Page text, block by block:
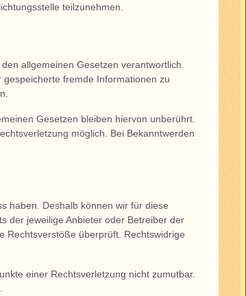
teilzunehmen.
allgemeinen Gesetzen verantwortlich.
fremde Informationen zu
Gesetzen bleiben hiervon unberührt.
möglich. Bei Bekanntwerden
haben. Deshalb können wir für diese
der jeweilige Anbieter oder Betreiber der
Rechtsverstöße überprüft. Rechtswidrige
einer Rechtsverletzung nicht zumutbar.